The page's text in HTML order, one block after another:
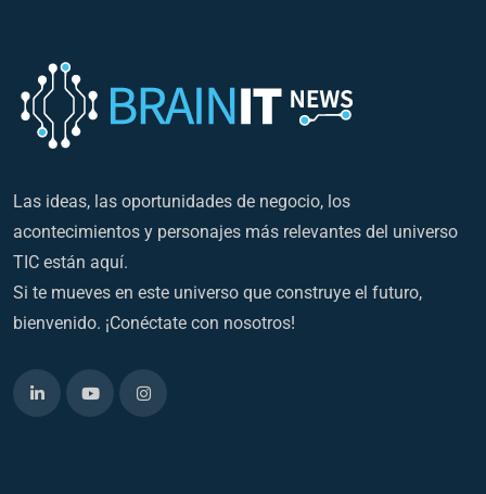
Las ideas, las oportunidades de negocio, los
acontecimientos y personajes más relevantes del universo
TIC están aquí.
Si te mueves en este universo que construye el futuro,
bienvenido. ¡Conéctate con nosotros!